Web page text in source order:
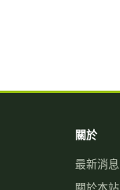
關於
最新消息